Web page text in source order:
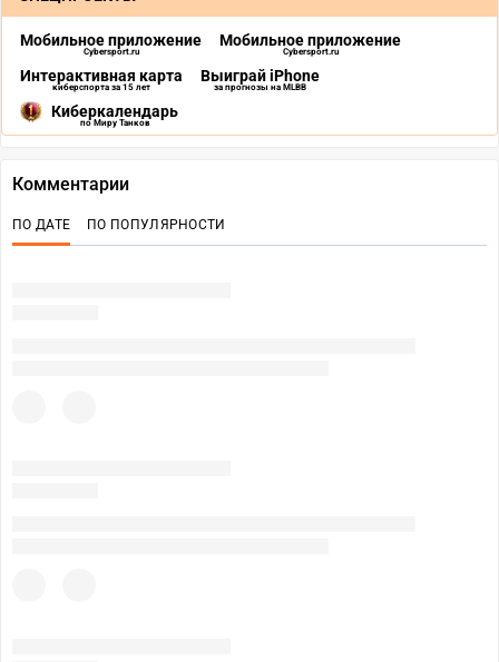
Мобильное приложение
Cybersport.ru
Мобильное приложение
Cybersport.ru
Интерактивная карта
киберспорта за 15 лет
Выиграй iPhone
за прогнозы на MLBB
Киберкалендарь
по Миру Танков
Комментарии
ПО ДАТЕ ПО ПОПУЛЯРНОСТИ